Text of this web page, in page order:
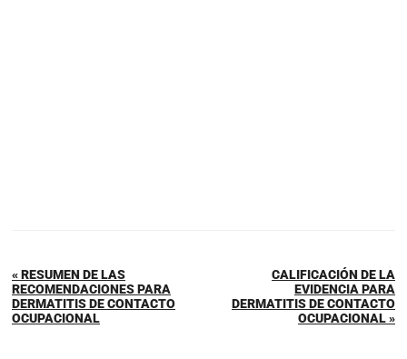
« RESUMEN DE LAS
RECOMENDACIONES PARA
DERMATITIS DE CONTACTO
OCUPACIONAL
CALIFICACIÓN DE LA
EVIDENCIA PARA
DERMATITIS DE CONTACTO
OCUPACIONAL »